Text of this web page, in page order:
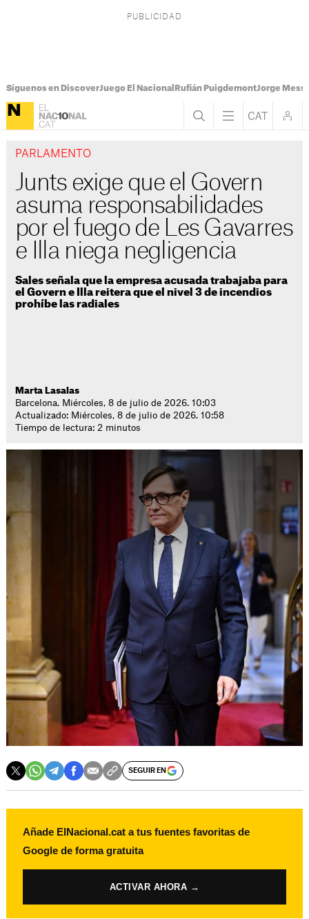
Síguenos en DiscoverJuego El Nacional Rufián PuigdemontJorge Messi
PARLAMENTO
Junts exige que el Govern
asuma responsabilidades
por el fuego de Les Gavarres
e Illa niega negligencia
Sales señala que la empresa acusada trabajaba para
el Govern e Illa reitera que el nivel 3 de incendios
prohíbe las radiales
Marta Lasalas
Barcelona. Miércoles, 8 de julio de 2026. 10:03
Actualizado: Miércoles, 8 de julio de 2026. 10:58
Tiempo de lectura: 2 minutos
SEGUIR EN
Añade ElNacional.cat a tus fuentes favoritas de
Google de forma gratuita
ACTIVAR AHORA →